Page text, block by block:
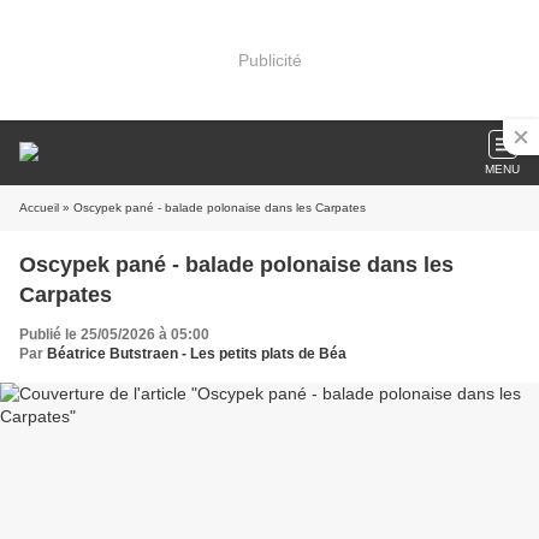
Publicité
MENU
Accueil » Oscypek pané - balade polonaise dans les Carpates
Oscypek pané - balade polonaise dans les
Carpates
Publié le 25/05/2026 à 05:00
Par Béatrice Butstraen - Les petits plats de Béa